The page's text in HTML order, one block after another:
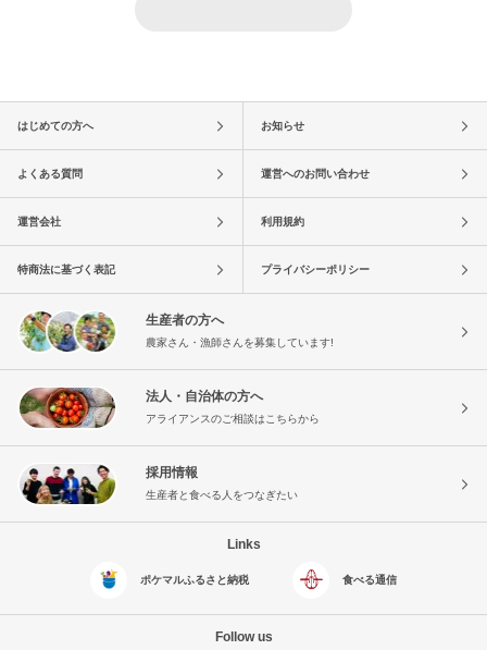
はじめての方へ お知らせ
よくある質問 運営へのお問い合わせ
運営会社 利用規約
特商法に基づく表記 プライバシーポリシー
生産者の方へ
農家さん・漁師さんを募集しています!
法人・自治体の方へ
アライアンスのご相談はこちらから
採用情報
生産者と食べる人をつなぎたい
Links
ポケマルふるさと納税 食べる通信
Follow us